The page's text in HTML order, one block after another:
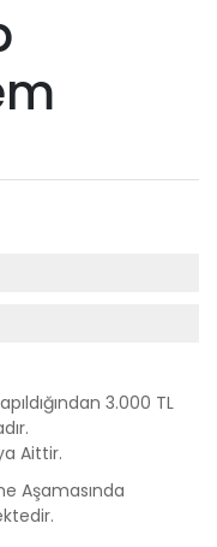
3.000 TL
Aittir.
Aşamasında